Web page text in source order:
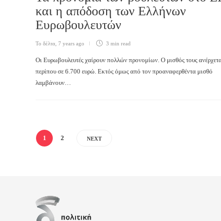
και η απόδοση των Ελλήνων
Ευρωβουλευτών
Το δέλτα 7 years ago 3 min read
Οι Ευρωβουλευτές χαίρουν πολλών προνομίων. Ο μισθός τους
περίπου σε 6.700 ευρώ. Εκτός όμως από τον προαναφερθέντα μισθό
λαμβάνουν…
1 2 NEXT